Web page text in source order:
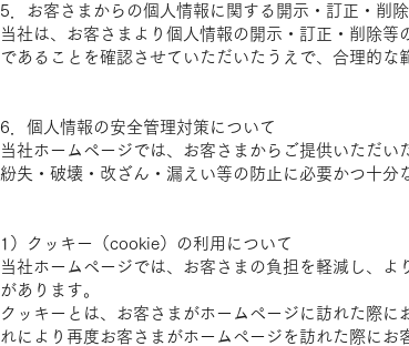
5．お客さまからの個人情報に関する開示・訂正・削
当社は、お客さまより個人情報の開示・訂正・削除
であることを確認させていただいたうえで、合理的な
6．個人情報の安全管理対策について
当社ホームページでは、お客さまからご提供いただ
紛失・破壊・改ざん・漏えい等の防止に必要かつ十分
1）クッキー（cookie）の利用について
当社ホームページでは、お客さまの負担を軽減し、
があります。
クッキーとは、お客さまがホームページに訪れた際
れにより再度お客さまがホームページを訪れた際に